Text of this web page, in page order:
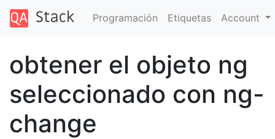
Programación Etiquetas Account
obtener el objeto ng
seleccionado con ng-
change